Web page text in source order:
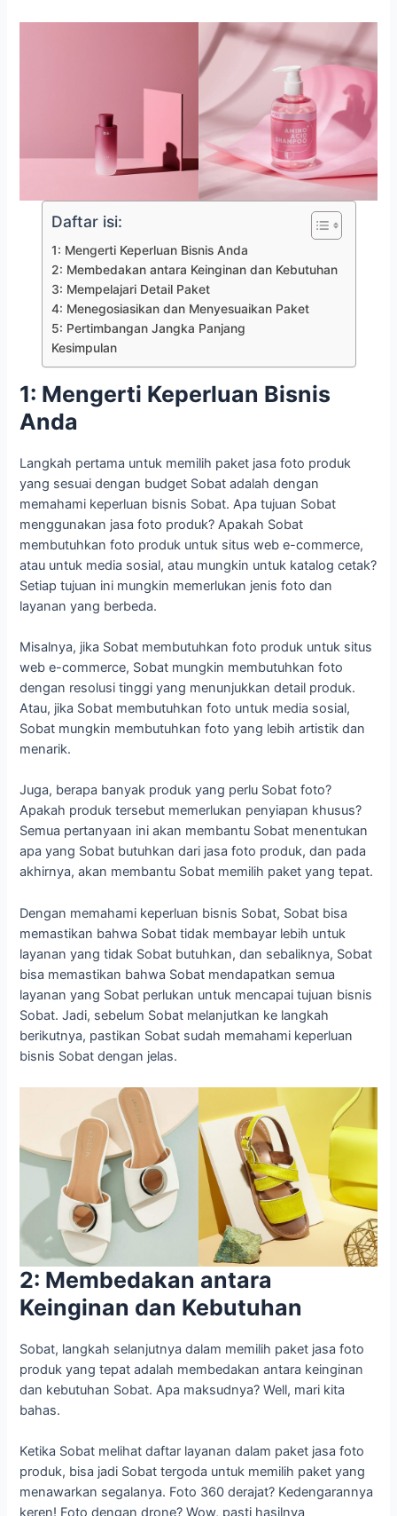
Daftar isi:
1: Mengerti Keperluan Bisnis Anda
2: Membedakan antara Keinginan dan Kebutuhan
3: Mempelajari Detail Paket
4: Menegosiasikan dan Menyesuaikan Paket
5: Pertimbangan Jangka Panjang
Kesimpulan
1: Mengerti Keperluan Bisnis
Anda
Langkah pertama untuk memilih paket jasa foto produk
yang sesuai dengan budget Sobat adalah dengan
memahami keperluan bisnis Sobat. Apa tujuan Sobat
menggunakan jasa foto produk? Apakah Sobat
membutuhkan foto produk untuk situs web e-commerce,
atau untuk media sosial, atau mungkin untuk katalog cetak?
Setiap tujuan ini mungkin memerlukan jenis foto dan
layanan yang berbeda.
Misalnya, jika Sobat membutuhkan foto produk untuk situs
web e-commerce, Sobat mungkin membutuhkan foto
dengan resolusi tinggi yang menunjukkan detail produk.
Atau, jika Sobat membutuhkan foto untuk media sosial,
Sobat mungkin membutuhkan foto yang lebih artistik dan
menarik.
Juga, berapa banyak produk yang perlu Sobat foto?
Apakah produk tersebut memerlukan penyiapan khusus?
Semua pertanyaan ini akan membantu Sobat menentukan
apa yang Sobat butuhkan dari jasa foto produk, dan pada
akhirnya, akan membantu Sobat memilih paket yang tepat.
Dengan memahami keperluan bisnis Sobat, Sobat bisa
memastikan bahwa Sobat tidak membayar lebih untuk
layanan yang tidak Sobat butuhkan, dan sebaliknya, Sobat
bisa memastikan bahwa Sobat mendapatkan semua
layanan yang Sobat perlukan untuk mencapai tujuan bisnis
Sobat. Jadi, sebelum Sobat melanjutkan ke langkah
berikutnya, pastikan Sobat sudah memahami keperluan
bisnis Sobat dengan jelas.
2: Membedakan antara
Keinginan dan Kebutuhan
Sobat, langkah selanjutnya dalam memilih paket jasa foto
produk yang tepat adalah membedakan antara keinginan
dan kebutuhan Sobat. Apa maksudnya? Well, mari kita
bahas.
Ketika Sobat melihat daftar layanan dalam paket jasa foto
produk, bisa jadi Sobat tergoda untuk memilih paket yang
menawarkan segalanya. Foto 360 derajat? Kedengarannya
keren! Foto dengan drone? Wow, pasti hasilnya